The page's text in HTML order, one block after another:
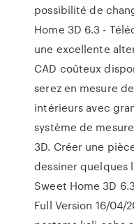
possibilité de
Home 3D 6.3 -
une excellente
CAD coûteux
serez en mesure
intérieurs avec
système de
3D. Créer une
dessiner quelques
Sweet Home 3D
Full Version 16/04/